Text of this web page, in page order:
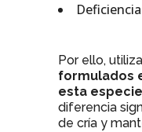
Por ello,
formulados
esta especie
diferencia
de cría y